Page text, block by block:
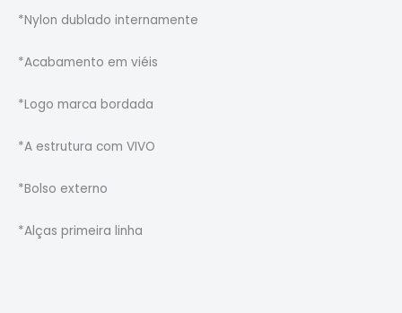
*Nylon dublado internamente
*Acabamento em viéis
*Logo marca bordada
*A estrutura com VIVO
*Bolso externo
*Alças primeira linha